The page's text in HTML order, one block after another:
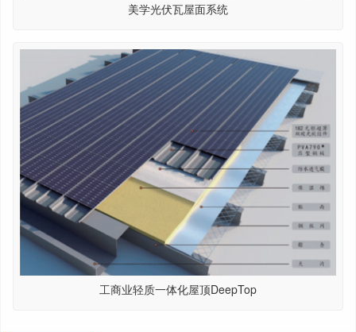
美学光伏瓦屋面系统
工商业轻质一体化屋顶DeepTop